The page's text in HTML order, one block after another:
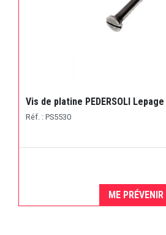
Vis de platine PEDERSOLI
Réf. : PS5530
ME